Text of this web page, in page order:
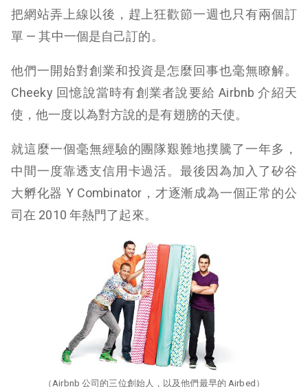
把網站弄上線以後，趕上狂歡節一週也只有兩個訂
單 — 其中一個是自己訂的。
他們一開始對創業和投資是怎麼回事也毫無瞭解。
Cheeky 回憶說當時有創業者說要給 Airbnb 介紹天
使，他一度以為對方說的是有翅膀的天使。
就這麼一個毫無經驗的團隊艱難地撲騰了一年多，
中間一度靠透支信用卡過活。最後因為加入了矽谷
大孵化器 Y Combinator，才逐漸成為一個正常的公
司在 2010 年熱門了起來。
（Airbnb 公司的三位創始人，以及他們最早的 Airbed）